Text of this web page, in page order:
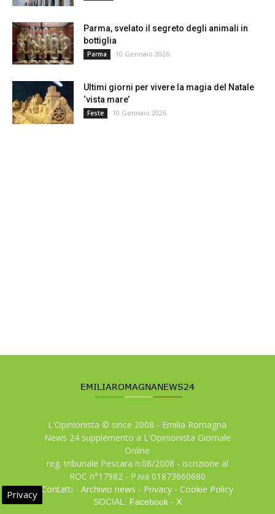
Parma, svelato il segreto degli animali in
bottiglia
Parma 10 Gennaio 2026
Ultimi giorni per vivere la magia del Natale
‘vista mare’
Feste 10 Gennaio 2026
L'Opinionista © since 2008 - Emilia Romagna
News 24 supplemento a L'Opinionista Giornale
Online
reg. tribunale Pescara n.08/2008 - iscrizione al
ROC n°17982 - P.iva 01873660680
Contatti -Archivio news - Privacy -Cookie Policy
SOCIAL: Facebook- X
Privacy